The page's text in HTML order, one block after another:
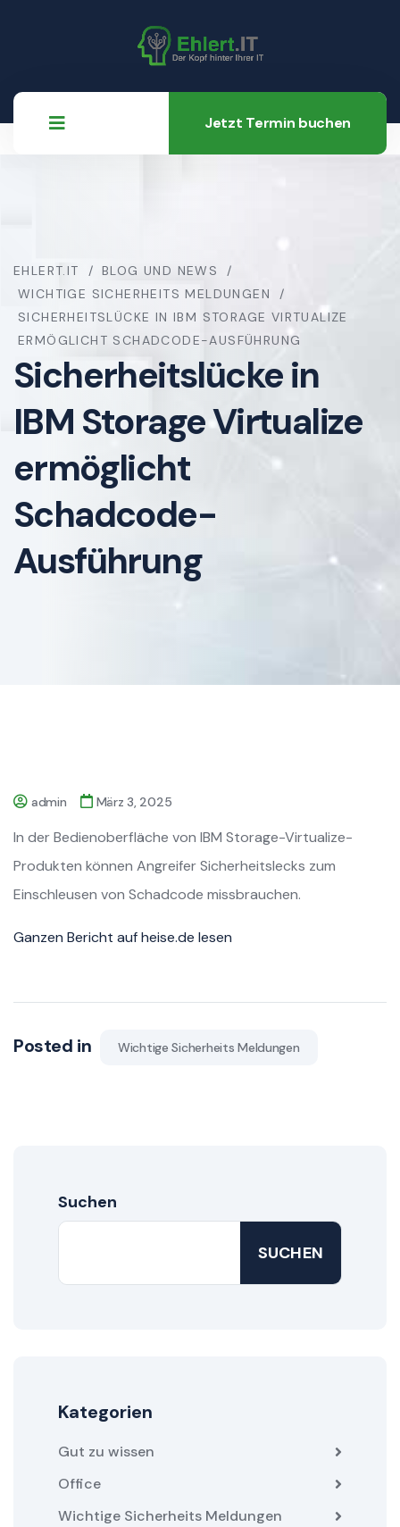
Jetzt Termin buchen
EHLERT.IT
BLOG UND NEWS
WICHTIGE SICHERHEITS MELDUNGEN
SICHERHEITSLÜCKE IN IBM STORAGE VIRTUALIZE
ERMÖGLICHT SCHADCODE-AUSFÜHRUNG
Sicherheitslücke in
IBM Storage Virtualize
ermöglicht
Schadcode-
Ausführung
admin März 3, 2025
In der Bedienoberfläche von IBM Storage-Virtualize-
Produkten können Angreifer Sicherheitslecks zum
Einschleusen von Schadcode missbrauchen.
Ganzen Bericht auf heise.de lesen
Posted in Wichtige Sicherheits Meldungen
Suchen
SUCHEN
Kategorien
Gut zu wissen
Office
Wichtige Sicherheits Meldungen